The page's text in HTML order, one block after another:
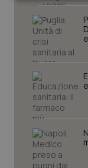
I cookie
sito web
protette
funzionare
Nome